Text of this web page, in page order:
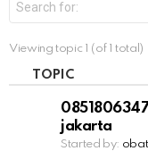
a
c
f
Viewing topic 1 (of 1 total)
TOPIC
jakarta
Started by: